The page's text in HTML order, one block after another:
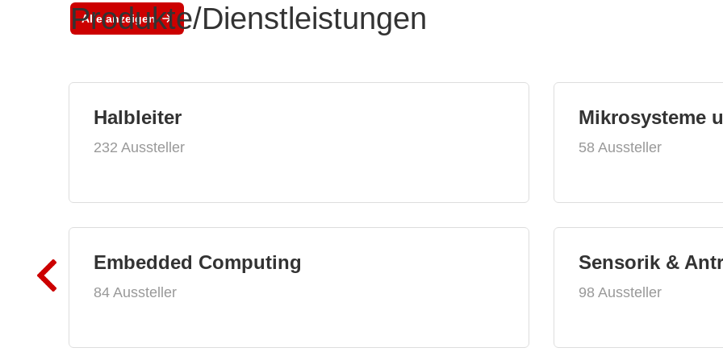
Alle anzeigen
Produkte/Dienstleistungen
Halbleiter
232 Aussteller
Embedded Computing
84 Aussteller
Mikrosysteme
58 Aussteller
Sensorik &
98 Aussteller